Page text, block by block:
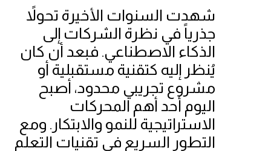
شهدت السنوات الأخيرة تحولاً
جذرياً في نظرة الشركات إلى
الذكاء الاصطناعي. فبعد أن كان
يُنظر إليه كتقنية مستقبلية أو
مشروع تجريبي محدود، أصبح
اليوم أحد أهم المحركات
الاستراتيجية للنمو والابتكار. ومع
التطور السريع في تقنيات التعلم